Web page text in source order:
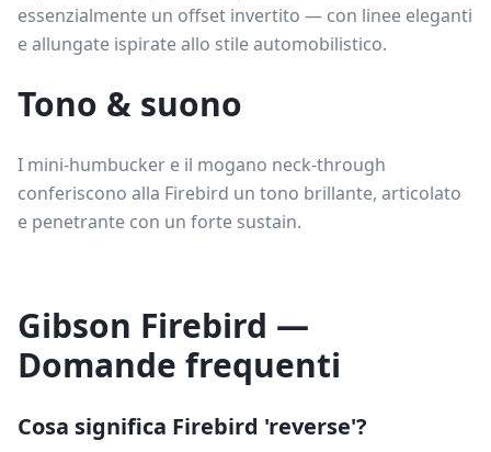
essenzialmente un offset invertito — con linee eleganti
e allungate ispirate allo stile automobilistico.
Tono & suono
I mini-humbucker e il mogano neck-through
conferiscono alla Firebird un tono brillante, articolato
e penetrante con un forte sustain.
Gibson Firebird —
Domande frequenti
Cosa significa Firebird 'reverse'?